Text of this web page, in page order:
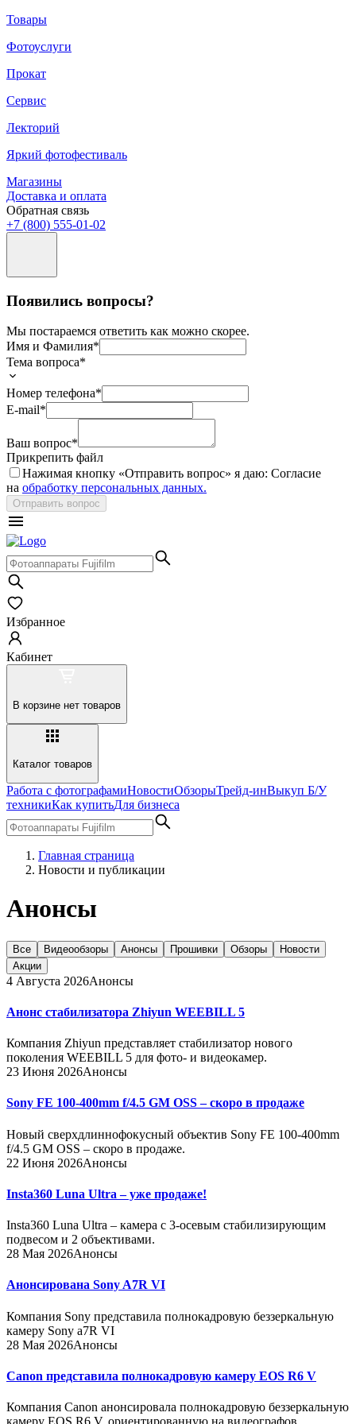
Товары
Фотоуслуги
Прокат
Сервис
Лекторий
Яркий фотофестиваль
Магазины
Доставка и оплата
Обратная связь
+7 (800) 555-01-02
Появились вопросы?
Мы постараемся ответить как можно скорее.
Имя и Фамилия*
Тема вопроса*
Номер телефона*
E-mail*
Ваш вопрос*
Прикрепить файл
Нажимая кнопку «Отправить вопрос» я даю: Согласие
на обработку персональных данных.
Отправить вопрос
Избранное
Кабинет
В корзине нет товаров
Каталог товаров
Работа с фотографамиНовостиОбзорыТрейд-инВыкуп Б/У
техникиКак купитьДля бизнеса
Главная страница
Новости и публикации
Анонсы
Все Видеообзоры Анонсы Прошивки Обзоры
Новости
Акции
4 Августа 2026Анонсы
Анонс стабилизатора Zhiyun WEEBILL 5
Компания Zhiyun представляет стабилизатор нового
поколения WEEBILL 5 для фото- и видеокамер.
23 Июня 2026Анонсы
Sony FE 100-400mm f/4.5 GM OSS – скоро в продаже
Новый сверхдлиннофокусный объектив Sony FE 100-400mm
f/4.5 GM OSS – скоро в продаже.
22 Июня 2026Анонсы
Insta360 Luna Ultra – уже продаже!
Insta360 Luna Ultra – камера с 3-осевым стабилизирующим
подвесом и 2 объективами.
28 Мая 2026Анонсы
Анонсирована Sony A7R VI
Компания Sony представила полнокадровую беззеркальную
камеру Sony a7R VI
28 Мая 2026Анонсы
Canon представила полнокадровую камеру EOS R6 V
Компания Canon анонсировала полнокадровую беззеркальную